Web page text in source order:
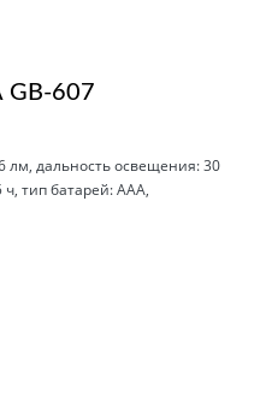
GB-607
лм, дальность освещения: 30
тип батарей: AAA,